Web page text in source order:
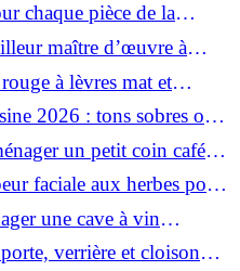
chaque pièce de la
maître d’œuvre à
à lèvres mat et
2026 : tons sobres ou
un petit coin café
faciale aux herbes pour
?
une cave à vin
verrière et cloison